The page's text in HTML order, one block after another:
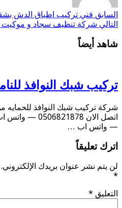
السابق فني تركيب اطباق الدش
التالي شركة تنظيف سجاد و موكيت
شاهد أيضاً
تركيب شبك النوافذ
شركة تركيب شبك النوافذ للحمايه
— واتس اب …
اترك تعليقاً
لن يتم نشر عنوان بريدك الإلكتروني.
*
التعليق *